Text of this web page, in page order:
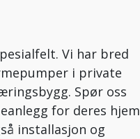
Vi har bred
i private
Spør oss
for deres hjem
installasjon og